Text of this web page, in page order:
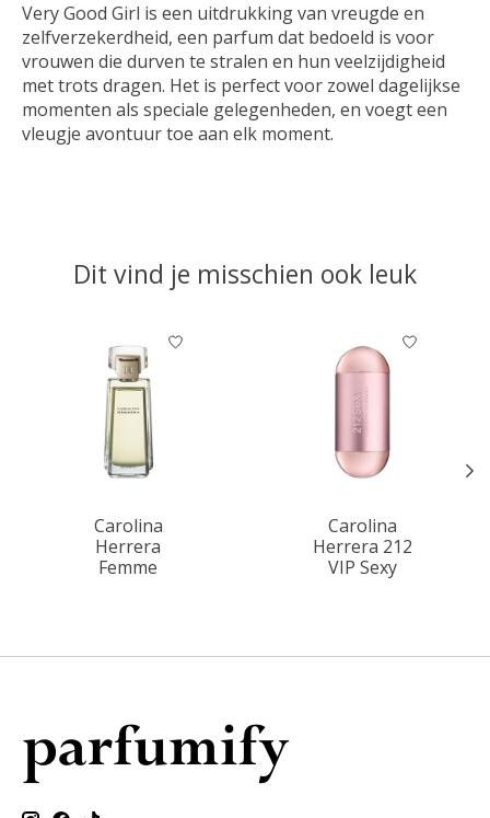
Very Good Girl is een uitdrukking van vreugde en
zelfverzekerdheid, een parfum dat bedoeld is voor
vrouwen die durven te stralen en hun veelzijdigheid
met trots dragen. Het is perfect voor zowel dagelijkse
momenten als speciale gelegenheden, en voegt een
vleugje avontuur toe aan elk moment.
Dit vind je misschien ook leuk
Items van productcarrousel
Carolina
Herrera
Femme
Carolina
Herrera 212
VIP Sexy